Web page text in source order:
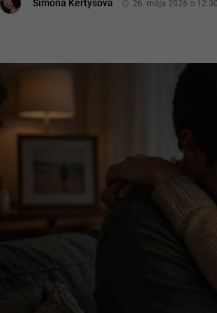
Simona Kertysová 26. mája 2026 o